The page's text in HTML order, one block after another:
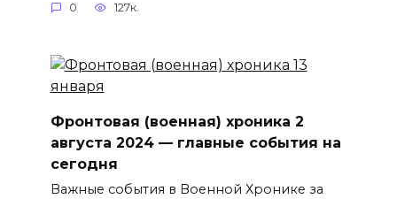
0 127к.
Фронтовая (военная) хроника 2
августа 2024 — главные события на
сегодня
Важные события в Военной Хронике за